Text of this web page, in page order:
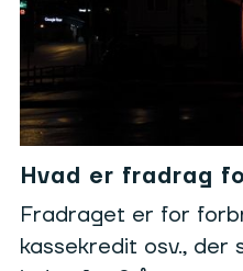
Hvad er fradrag
Fradraget er for
kassekredit osv., der